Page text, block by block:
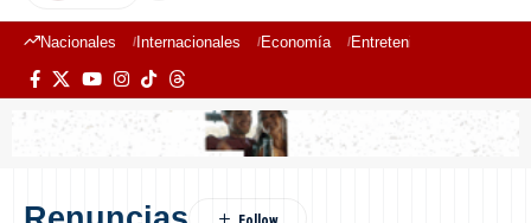
Nacionales Internacionales Economía Entretenimiento